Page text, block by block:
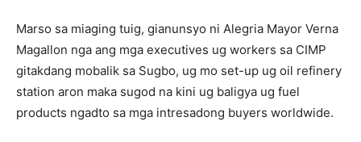
Marso sa miaging tuig, gianunsyo ni Alegria Mayor Verna
Magallon nga ang mga executives ug workers sa CIMP
gitakdang mobalik sa Sugbo, ug mo set-up ug oil refinery
station aron maka sugod na kini ug baligya ug fuel
products ngadto sa mga intresadong buyers worldwide.